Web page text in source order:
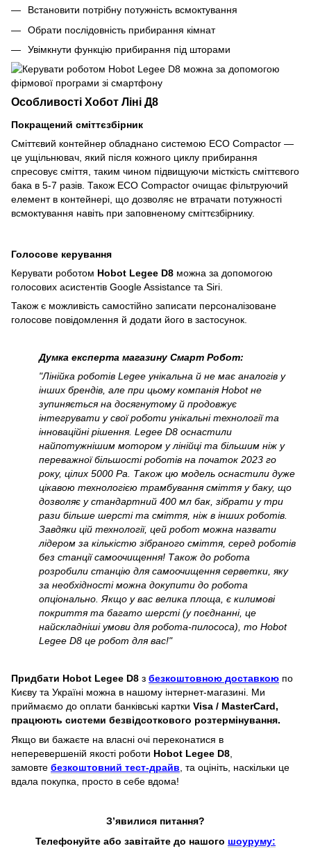
Встановити потрібну потужність всмоктування
Обрати послідовність прибирання кімнат
Увімкнути функцію прибирання під шторами
Особливості Хобот Ліні Д8
Покращений сміттєзбірник
Сміттєвий контейнер обладнано системою ECO Compactor —
це ущільнювач, який після кожного циклу прибирання
спресовує сміття, таким чином підвищуючи місткість сміттєвого
бака в 5-7 разів. Також ECO Compactor очищає фільтруючий
елемент в контейнері, що дозволяє не втрачати потужності
всмоктування навіть при заповненому сміттєзбірнику.
Голосове керування
Керувати роботом Hobot Legee D8 можна за допомогою
голосових асистентів Google Assistance та Siri.
Також є можливість самостійно записати персоналізоване
голосове повідомлення й додати його в застосунок.
Думка експерта магазину Смарт Робот:
"Лінійка роботів Legee унікальна й не має аналогів у
інших брендів, але при цьому компанія Hobot не
зупиняється на досягнутому й продовжує
інтегрувати у свої роботи унікальні технології та
інноваційні рішення. Legee D8 оснастили
найпотужнішим мотором у лінійці та більшим ніж у
переважної більшості роботів на початок 2023 го
року, цілих 5000 Pa. Також цю модель оснастили дуже
цікавою технологією трамбування сміття у баку, що
дозволяє у стандартний 400 мл бак, зібрати у три
рази більше шерсті та сміття, ніж в інших роботів.
Завдяки цій технології, цей робот можна назвати
лідером за кількістю зібраного сміття, серед роботів
без станції самоочищення! Також до робота
розробили станцію для самоочищення серветки, яку
за необхідності можна докупити до робота
опціонально. Якщо у вас велика площа, є килимові
покриття та багато шерсті (у поєднанні, це
найскладніші умови для робота-пилососа), то Hobot
Legee D8 це робот для вас!"
Придбати Hobot Legee D8 з безкоштовною доставкою по
Києву та Україні можна в нашому інтернет-магазині. Ми
приймаємо до оплати банківські картки Visa / MasterCard,
працюють системи безвідсоткового розтермінування.
Якщо ви бажаєте на власні очі переконатися в
неперевершеній якості роботи Hobot Legee D8,
замовте безкоштовний тест-драйв, та оцініть, наскільки це
вдала покупка, просто в себе вдома!
З’явилися питання?
Телефонуйте або завітайте до нашого шоуруму: